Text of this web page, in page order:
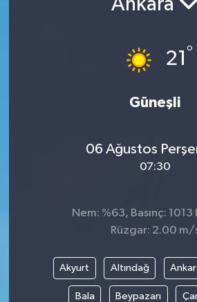
Ankara
21°
Güneşli
06 Ağustos
07:30
Nem: %63, Basınç: 1013
Rüzgar: 2.00 m/
Akyurt Altındağ
Bala Beypazarı